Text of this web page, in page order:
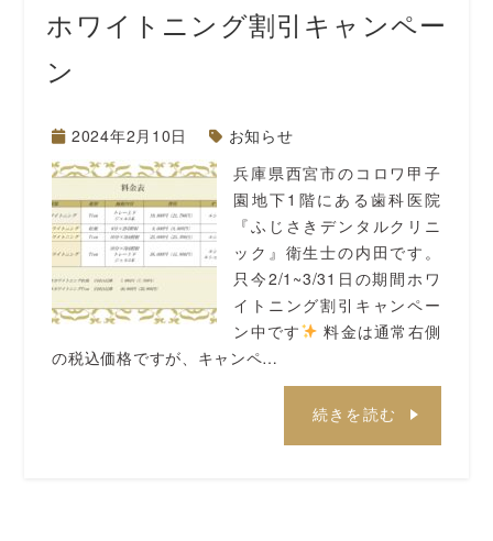
ホワイトニング割引キャンペー
ン
2024年2月10日
お知らせ
兵庫県西宮市のコロワ甲子
園地下1階にある歯科医院
『ふじさきデンタルクリニ
ック』衛生士の内田です。
只今2/1~3/31日の期間ホワ
イトニング割引キャンペー
ン中です
料金は通常右側
の税込価格ですが、キャンペ…
続きを読む